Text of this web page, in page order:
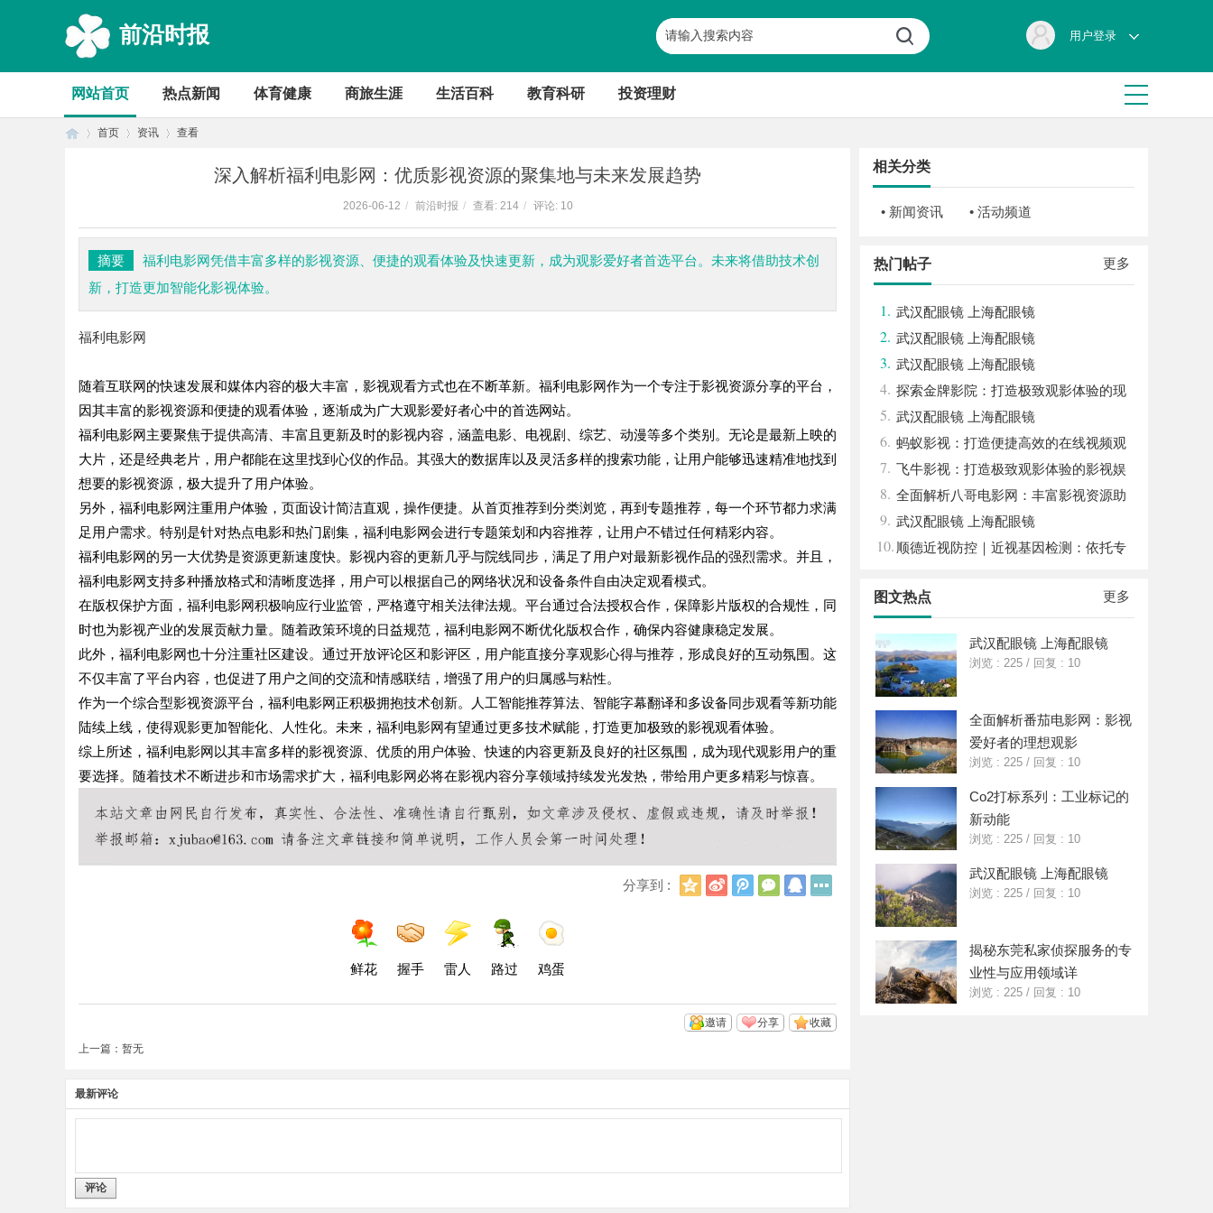
前沿时报 用户登录
网站首页 热点新闻 体育健康 商旅生涯 生活百科 教育科研 投资理财
首页 资讯 查看
深入解析福利电影网：优质影视资源的聚集地与未来发展趋势
2026-06-12 / 前沿时报 / 查看: 214 / 评论: 10
摘要
福利电影网凭借丰富多样的影视资源、便捷的观看体验及快速更新，成为观影爱好者首选平台。未来将借助技术创
新，打造更加智能化影视体验。
福利电影网
随着互联网的快速发展和媒体内容的极大丰富，影视观看方式也在不断革新。福利电影网作为一个专注于影视资源分享的平台，
因其丰富的影视资源和便捷的观看体验，逐渐成为广大观影爱好者心中的首选网站。
福利电影网主要聚焦于提供高清、丰富且更新及时的影视内容，涵盖电影、电视剧、综艺、动漫等多个类别。无论是最新上映的
大片，还是经典老片，用户都能在这里找到心仪的作品。其强大的数据库以及灵活多样的搜索功能，让用户能够迅速精准地找到
想要的影视资源，极大提升了用户体验。
另外，福利电影网注重用户体验，页面设计简洁直观，操作便捷。从首页推荐到分类浏览，再到专题推荐，每一个环节都力求满
足用户需求。特别是针对热点电影和热门剧集，福利电影网会进行专题策划和内容推荐，让用户不错过任何精彩内容。
福利电影网的另一大优势是资源更新速度快。影视内容的更新几乎与院线同步，满足了用户对最新影视作品的强烈需求。并且，
福利电影网支持多种播放格式和清晰度选择，用户可以根据自己的网络状况和设备条件自由决定观看模式。
在版权保护方面，福利电影网积极响应行业监管，严格遵守相关法律法规。平台通过合法授权合作，保障影片版权的合规性，同
时也为影视产业的发展贡献力量。随着政策环境的日益规范，福利电影网不断优化版权合作，确保内容健康稳定发展。
此外，福利电影网也十分注重社区建设。通过开放评论区和影评区，用户能直接分享观影心得与推荐，形成良好的互动氛围。这
不仅丰富了平台内容，也促进了用户之间的交流和情感联结，增强了用户的归属感与粘性。
作为一个综合型影视资源平台，福利电影网正积极拥抱技术创新。人工智能推荐算法、智能字幕翻译和多设备同步观看等新功能
陆续上线，使得观影更加智能化、人性化。未来，福利电影网有望通过更多技术赋能，打造更加极致的影视观看体验。
综上所述，福利电影网以其丰富多样的影视资源、优质的用户体验、快速的内容更新及良好的社区氛围，成为现代观影用户的重
要选择。随着技术不断进步和市场需求扩大，福利电影网必将在影视内容分享领域持续发光发热，带给用户更多精彩与惊喜。
分享到 :
Q
新
浪
腾
讯
微
信
Q
鲜花 握手 雷人 路过 鸡蛋
收藏
分享
邀请
上一篇：暂无
最新评论
评论
相关分类
• 新闻资讯 • 活动频道
更多
热门帖子
1. 武汉配眼镜 上海配眼镜
2. 武汉配眼镜 上海配眼镜
3. 武汉配眼镜 上海配眼镜
4. 探索金牌影院：打造极致观影体验的现
代影院典范
5. 武汉配眼镜 上海配眼镜
6. 蚂蚁影视：打造便捷高效的在线视频观
影新体验
7. 飞牛影视：打造极致观影体验的影视娱
乐平台
8. 全面解析八哥电影网：丰富影视资源助
力观影体验升级
9. 武汉配眼镜 上海配眼镜
10. 顺德近视防控｜近视基因检测：依托专
案
更多
图文热点
武汉配眼镜 上海配眼镜
浏览 : 225 / 回复 : 10
全面解析番茄电影网：影视
爱好者的理想观影
浏览 : 225 / 回复 : 10
Co2打标系列：工业标记的
新动能
浏览 : 225 / 回复 : 10
武汉配眼镜 上海配眼镜
浏览 : 225 / 回复 : 10
揭秘东莞私家侦探服务的专
业性与应用领域详
浏览 : 225 / 回复 : 10